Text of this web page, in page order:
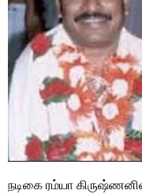
நடிகை ரம்யா